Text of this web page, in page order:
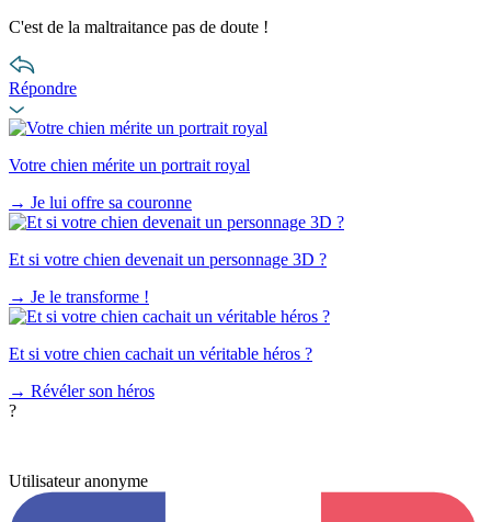
C'est de la maltraitance pas de doute !
Répondre
Votre chien mérite un portrait royal
→ Je lui offre sa couronne
Et si votre chien devenait un personnage 3D ?
→ Je le transforme !
Et si votre chien cachait un véritable héros ?
→ Révéler son héros
?
Utilisateur anonyme